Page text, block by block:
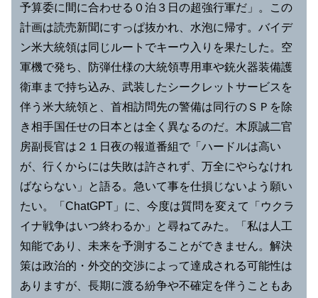
予算委に間に合わせる０泊３日の超強行軍だ」。この
計画は読売新聞にすっぱ抜かれ、水泡に帰す。バイデ
ン米大統領は同じルートでキーウ入りを果たした。空
軍機で発ち、防弾仕様の大統領専用車や銃火器装備護
衛車まで持ち込み、武装したシークレットサービスを
伴う米大統領と、首相訪問先の警備は同行のＳＰを除
き相手国任せの日本とは全く異なるのだ。木原誠二官
房副長官は２１日夜の報道番組で「ハードルは高い
が、行くからには失敗は許されず、万全にやらなけれ
ばならない」と語る。急いて事を仕損じないよう願い
たい。「ChatGPT」に、今度は質問を変えて「ウクラ
イナ戦争はいつ終わるか」と尋ねてみた。「私は人工
知能であり、未来を予測することができません。解決
策は政治的・外交的交渉によって達成される可能性は
ありますが、長期に渡る紛争や不確定を伴うこともあ